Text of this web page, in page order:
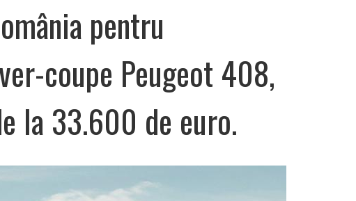
pentru
coupe Peugeot 408,
la 33.600 de euro.